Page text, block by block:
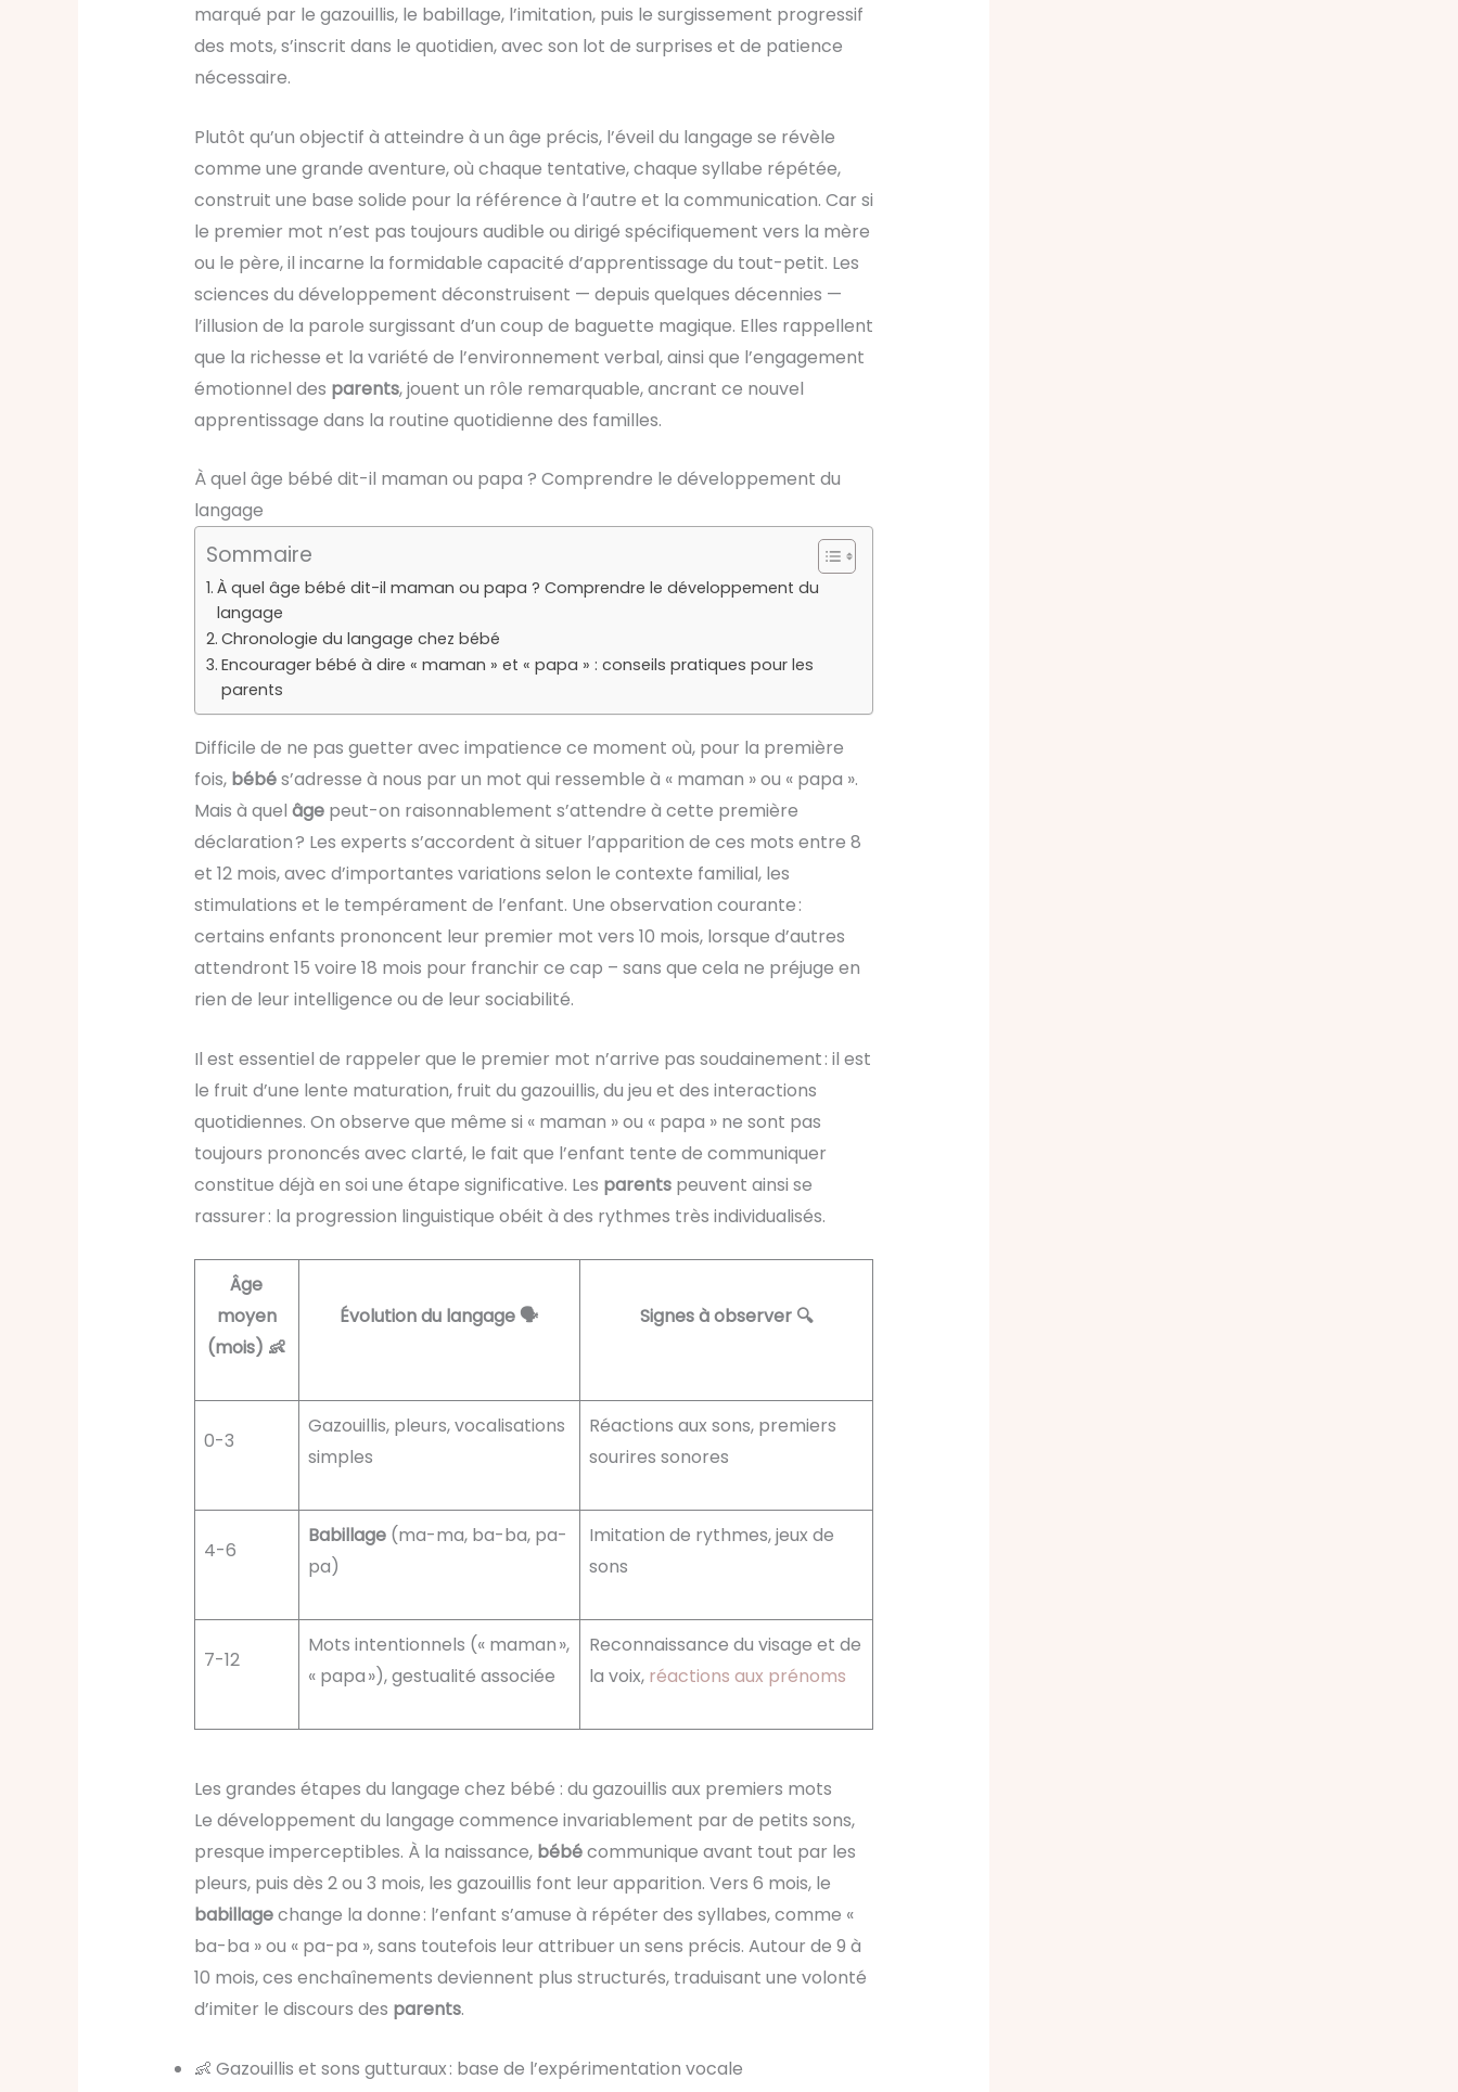
marqué par le gazouillis, le babillage, l’imitation, puis le surgissement progressif
des mots, s’inscrit dans le quotidien, avec son lot de surprises et de patience
nécessaire.
Plutôt qu’un objectif à atteindre à un âge précis, l’éveil du langage se révèle
comme une grande aventure, où chaque tentative, chaque syllabe répétée,
construit une base solide pour la référence à l’autre et la communication. Car si
le premier mot n’est pas toujours audible ou dirigé spécifiquement vers la mère
ou le père, il incarne la formidable capacité d’apprentissage du tout-petit. Les
sciences du développement déconstruisent — depuis quelques décennies —
l’illusion de la parole surgissant d’un coup de baguette magique. Elles rappellent
que la richesse et la variété de l’environnement verbal, ainsi que l’engagement
émotionnel des parents, jouent un rôle remarquable, ancrant ce nouvel
apprentissage dans la routine quotidienne des familles.
À quel âge bébé dit-il maman ou papa ? Comprendre le développement du
langage
Sommaire
À quel âge bébé dit-il maman ou papa ? Comprendre le développement du
langage
Chronologie du langage chez bébé
Encourager bébé à dire « maman » et « papa » : conseils pratiques pour les
parents
Difficile de ne pas guetter avec impatience ce moment où, pour la première
fois, bébés’adresse à nous par un mot qui ressemble à « maman » ou « papa ».
Mais à quel âgepeut-on raisonnablement s’attendre à cette première
déclaration ? Les experts s’accordent à situer l’apparition de ces mots entre 8
et 12 mois, avec d’importantes variations selon le contexte familial, les
stimulations et le tempérament de l’enfant. Une observation courante :
certains enfants prononcent leur premier mot vers 10 mois, lorsque d’autres
attendront 15 voire 18 mois pour franchir ce cap – sans que cela ne préjuge en
rien de leur intelligence ou de leur sociabilité.
Il est essentiel de rappeler que le premier mot n’arrive pas soudainement : il est
le fruit d’une lente maturation, fruit du gazouillis, du jeu et des interactions
quotidiennes. On observe que même si « maman » ou « papa » ne sont pas
toujours prononcés avec clarté, le fait que l’enfant tente de communiquer
constitue déjà en soi une étape significative. Les parentspeuvent ainsi se
rassurer : la progression linguistique obéit à des rythmes très individualisés.
Âge
moyen
(mois) 👶
Évolution du langage 🗣️ Signes à observer 🔍
0-3
Gazouillis, pleurs, vocalisations
simples
Réactions aux sons, premiers
sourires sonores
4-6
Babillage(ma-ma, ba-ba, pa-
pa)
Imitation de rythmes, jeux de
sons
7-12
Mots intentionnels (« maman »,
« papa »), gestualité associée
Reconnaissance du visage et de
la voix, réactions aux prénoms
Les grandes étapes du langage chez bébé : du gazouillis aux premiers mots
Le développement du langage commence invariablement par de petits sons,
presque imperceptibles. À la naissance, bébécommunique avant tout par les
pleurs, puis dès 2 ou 3 mois, les gazouillis font leur apparition. Vers 6 mois, le
babillagechange la donne : l’enfant s’amuse à répéter des syllabes, comme «
ba-ba » ou « pa-pa », sans toutefois leur attribuer un sens précis. Autour de 9 à
10 mois, ces enchaînements deviennent plus structurés, traduisant une volonté
d’imiter le discours des parents.
👶 Gazouillis et sons gutturaux : base de l’expérimentation vocale